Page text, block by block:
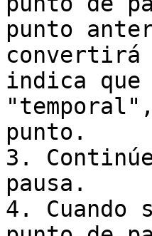
punto
indica que
punto.
3.
pausa.
4.